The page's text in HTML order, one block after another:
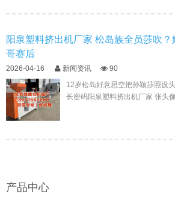
阳泉塑料挤出机厂家 松岛族全员莎吹
哥赛后
2026-04-16 新闻资讯
90
12岁松岛好意思空把孙颖莎照设
长密码阳泉塑料挤出机厂家 张头
产品中心